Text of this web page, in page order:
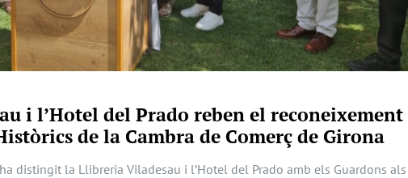
i l’Hotel del Prado reben el reconeixement
de la Cambra de Comerç de Girona
distingit la Llibreria Viladesau i l’Hotel del Prado amb els Guardons als